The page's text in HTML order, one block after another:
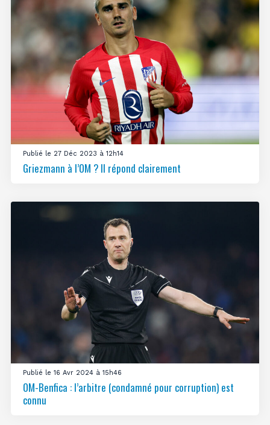
Publié le 27 Déc 2023 à 12h14
Griezmann à l’OM ? Il répond clairement
Publié le 16 Avr 2024 à 15h46
OM-Benfica : l’arbitre (condamné pour corruption) est
connu